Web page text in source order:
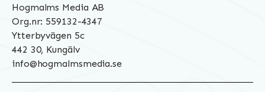
Hogmalms Media AB
Org.nr: 559132-4347
Ytterbyvägen 5c
442 30, Kungälv
info@hogmalmsmedia.se